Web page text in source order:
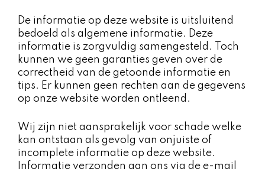
De informatie op deze website is uitsluitend
bedoeld als algemene informatie. Deze
informatie is zorgvuldig samengesteld. Toch
kunnen we geen garanties geven over de
correctheid van de getoonde informatie en
tips. Er kunnen geen rechten aan de gegevens
op onze website worden ontleend.
Wij zijn niet aansprakelijk voor schade welke
kan ontstaan als gevolg van onjuiste of
incomplete informatie op deze website.
Informatie verzonden aan ons via de e-mail